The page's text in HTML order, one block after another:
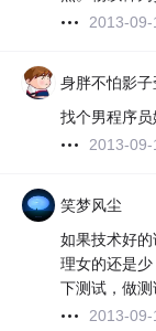
2013-09-
身胖不怕影子
找个男程序
2013-09-
笑梦风尘
如果技术好
理女的还是
下测试，做
2013-09-